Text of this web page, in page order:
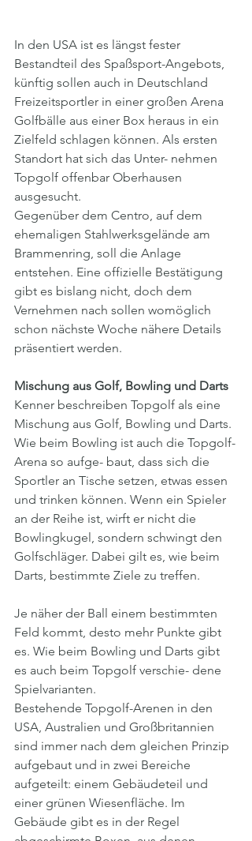
In den USA ist es längst fester
Bestandteil des Spaßsport-Angebots,
künftig sollen auch in Deutschland
Freizeitsportler in einer großen Arena
Golfbälle aus einer Box heraus in ein
Zielfeld schlagen können. Als ersten
Standort hat sich das Unter- nehmen
Topgolf offenbar Oberhausen
ausgesucht.
Gegenüber dem Centro, auf dem
ehemaligen Stahlwerksgelände am
Brammenring, soll die Anlage
entstehen. Eine offizielle Bestätigung
gibt es bislang nicht, doch dem
Vernehmen nach sollen womöglich
schon nächste Woche nähere Details
präsentiert werden.
Mischung aus Golf, Bowling und Darts
Kenner beschreiben Topgolf als eine
Mischung aus Golf, Bowling und Darts.
Wie beim Bowling ist auch die Topgolf-
Arena so aufge- baut, dass sich die
Sportler an Tische setzen, etwas essen
und trinken können. Wenn ein Spieler
an der Reihe ist, wirft er nicht die
Bowlingkugel, sondern schwingt den
Golfschläger. Dabei gilt es, wie beim
Darts, bestimmte Ziele zu treffen.
Je näher der Ball einem bestimmten
Feld kommt, desto mehr Punkte gibt
es. Wie beim Bowling und Darts gibt
es auch beim Topgolf verschie- dene
Spielvarianten.
Bestehende Topgolf-Arenen in den
USA, Australien und Großbritannien
sind immer nach dem gleichen Prinzip
aufgebaut und in zwei Bereiche
aufgeteilt: einem Gebäudeteil und
einer grünen Wiesenfläche. Im
Gebäude gibt es in der Regel